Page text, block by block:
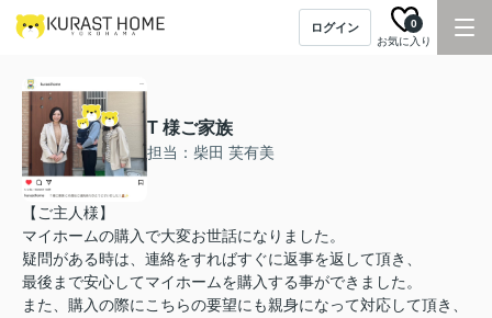
ログイン
お気に入り
0
T 様ご家族
担当：柴田 芙有美
【ご主人様】
マイホームの購入で大変お世話になりました。
疑問がある時は、連絡をすればすぐに返事を返して頂き、
最後まで安心してマイホームを購入する事ができました。
また、購入の際にこちらの要望にも親身になって対応して頂き、